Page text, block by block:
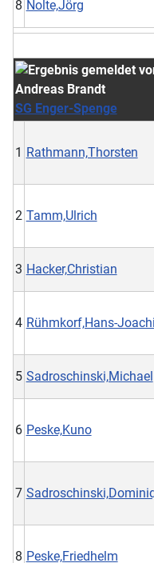
8 Nolte,Jörg
SG Enger-Spenge
1 Rathmann,Thorsten
2 Tamm,Ulrich
3 Hacker,Christian
4 Rühmkorf,Hans-
5 Sadroschinski,Michael
6 Peske,Kuno
7
8 Peske,Friedhelm